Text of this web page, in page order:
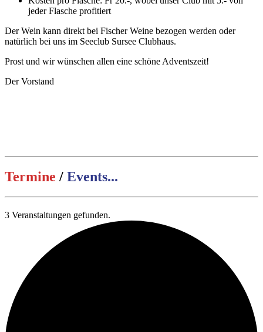
jeder Flasche profitiert
Der Wein kann direkt bei Fischer Weine bezogen werden oder
natürlich bei uns im Seeclub Sursee Clubhaus.
Prost und wir wünschen allen eine schöne Adventszeit!
Der Vorstand
Termine / Events...
3 Veranstaltungen gefunden.